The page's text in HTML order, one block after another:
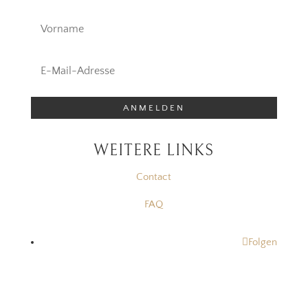
ANMELDEN
WEITERE LINKS
Contact
FAQ
Folgen